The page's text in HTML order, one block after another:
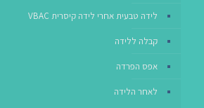
לידה טבעית אחרי לידה קיסרית VBAC
קבלה ללידה
אפס הפרדה
לאחר הלידה